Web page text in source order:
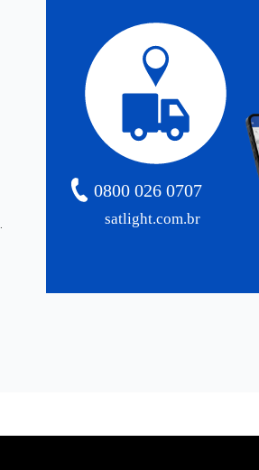
satlight.com.br
0800 026 0707